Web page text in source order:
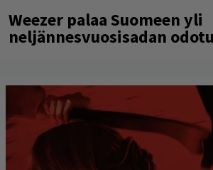
Weezer palaa Suomeen yli
neljännesvuosisadan